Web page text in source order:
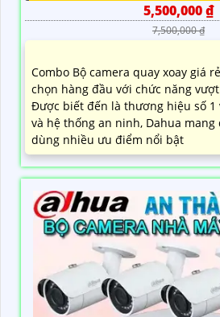
5,500,000 ₫
7,500,000 ₫
Combo Bộ camera quay xoay giá
chọn hàng đầu với chức năng
Được biết đến là thương hiệu số 1
và hệ thống an ninh, Dahua mang
dùng nhiều ưu điểm nổi bật